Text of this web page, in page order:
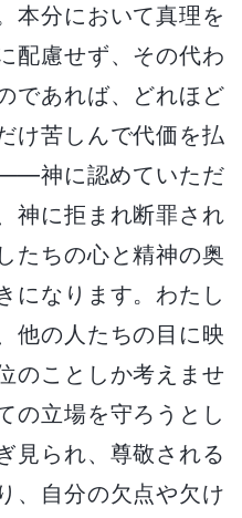
本分において真理を
配慮せず、その代わ
であれば、どれほど
け苦しんで代価を払
神に認めていただ
神に拒まれ断罪され
たちの心と精神の奥
になります。わたし
他の人たちの目に映
のことしか考えませ
の立場を守ろうとし
見られ、尊敬される
、自分の欠点や欠け